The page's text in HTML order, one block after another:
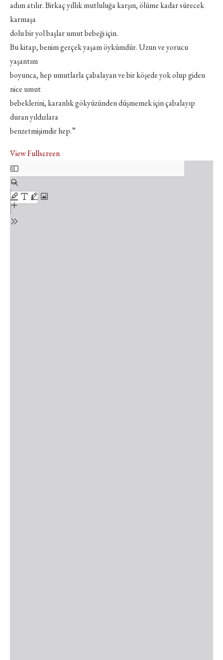
adım atılır. Birkaç yıllık mutluluğa karşın, ölüme kadar sürecek
karmaşa
dolu bir yol başlar umut bebeği için.
Bu kitap, benim gerçek yaşam öykümdür. Uzun ve yorucu
yaşantım
boyunca, hep umutlarla çabalayan ve bir köşede yok olup giden
nice umut
bebeklerini, karanlık gökyüzünden düşmemek için çabalayıp
duran yıldızlara
benzetmişimdir hep.”
View Fullscreen
PDF
içeriğine
geç